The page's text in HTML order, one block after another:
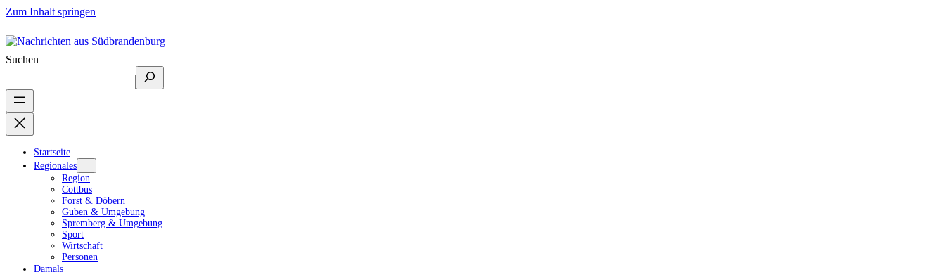
Zum Inhalt springen
Suchen
Startseite
Regionales
Region
Cottbus
Forst & Döbern
Guben & Umgebung
Spremberg & Umgebung
Sport
Wirtschaft
Personen
Damals